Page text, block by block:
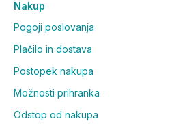
Nakup
Pogoji poslovanja
Plačilo in dostava
Postopek nakupa
Možnosti prihranka
Odstop od nakupa